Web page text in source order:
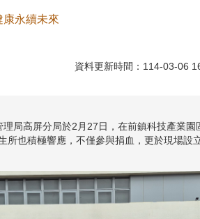
永續未來
資料更新時間：114-03-06
局高屏分局於2月27日，在前鎮科技產業
也積極響應，不僅參與捐血，更於現場設